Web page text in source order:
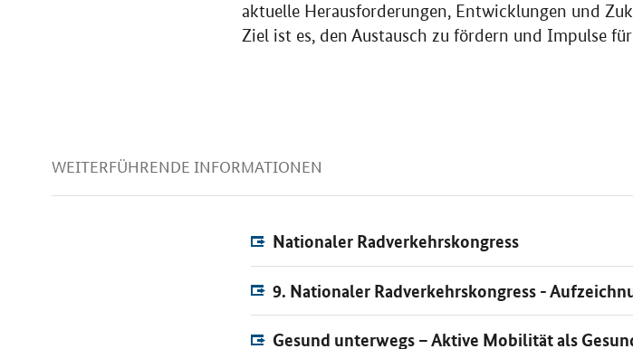
aktuelle Herausforderungen, Entwicklungen und
Ziel ist es, den Austausch zu fördern und Impulse
WEITERFÜHRENDE INFORMATIONEN
Nationaler Radverkehrskongress
9. Nationaler Radverkehrskongress -
Gesund unterwegs – Aktive Mobilität als